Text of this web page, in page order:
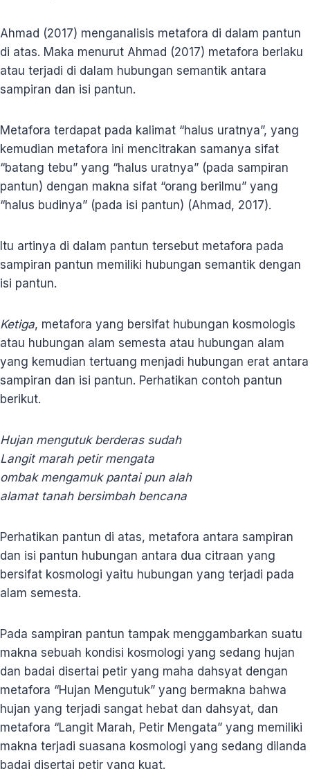
Ahmad (2017) menganalisis metafora di dalam pantun
di atas. Maka menurut Ahmad (2017) metafora berlaku
atau terjadi di dalam hubungan semantik antara
sampiran dan isi pantun.
Metafora terdapat pada kalimat “halus uratnya”, yang
kemudian metafora ini mencitrakan samanya sifat
“batang tebu” yang “halus uratnya” (pada sampiran
pantun) dengan makna sifat “orang berilmu” yang
“halus budinya” (pada isi pantun) (Ahmad, 2017).
Itu artinya di dalam pantun tersebut metafora pada
sampiran pantun memiliki hubungan semantik dengan
isi pantun.
Ketiga, metafora yang bersifat hubungan kosmologis
atau hubungan alam semesta atau hubungan alam
yang kemudian tertuang menjadi hubungan erat antara
sampiran dan isi pantun. Perhatikan contoh pantun
berikut.
Hujan mengutuk berderas sudah
Langit marah petir mengata
ombak mengamuk pantai pun alah
alamat tanah bersimbah bencana
Perhatikan pantun di atas, metafora antara sampiran
dan isi pantun hubungan antara dua citraan yang
bersifat kosmologi yaitu hubungan yang terjadi pada
alam semesta.
Pada sampiran pantun tampak menggambarkan suatu
makna sebuah kondisi kosmologi yang sedang hujan
dan badai disertai petir yang maha dahsyat dengan
metafora “Hujan Mengutuk” yang bermakna bahwa
hujan yang terjadi sangat hebat dan dahsyat, dan
metafora “Langit Marah, Petir Mengata” yang memiliki
makna terjadi suasana kosmologi yang sedang dilanda
badai disertai petir yang kuat.